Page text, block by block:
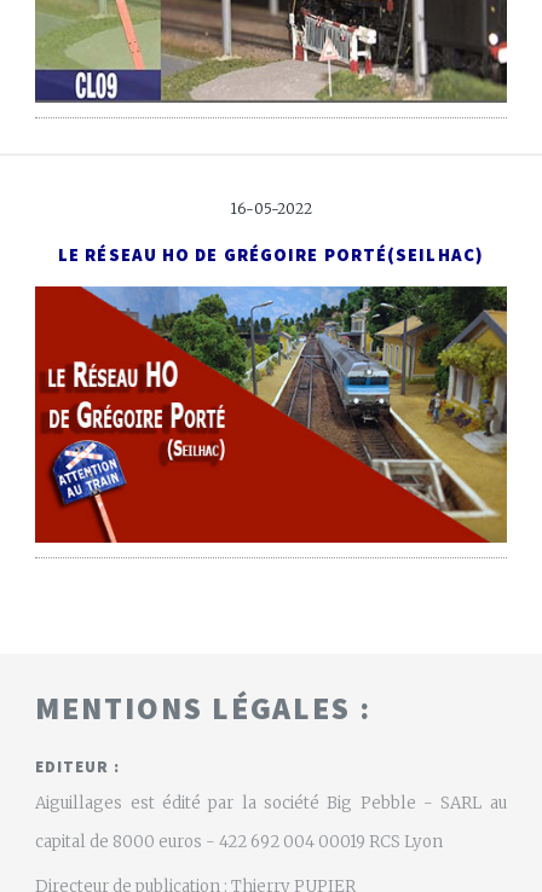
16-05-2022
LE RÉSEAU HO DE GRÉGOIRE PORTÉ(SEILHAC)
MENTIONS LÉGALES :
EDITEUR :
Aiguillages est édité par la société Big Pebble - SARL au
capital de 8000 euros - 422 692 004 00019 RCS Lyon
Directeur de publication : Thierry PUPIER